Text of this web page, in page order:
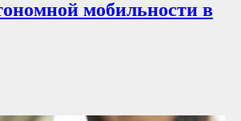
мобильности в